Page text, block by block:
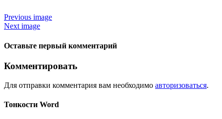
Previous image
Next image
Оставьте первый комментарий
Комментировать
Для отправки комментария вам необходимо авторизоваться.
Тонкости Word